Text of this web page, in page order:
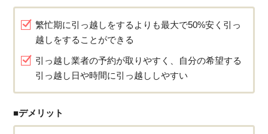
繁忙期に引っ越しをするよりも最大で50%安く引っ
越しをすることができる
引っ越し業者の予約が取りやすく、自分の希望する
引っ越し日や時間に引っ越ししやすい
■デメリット